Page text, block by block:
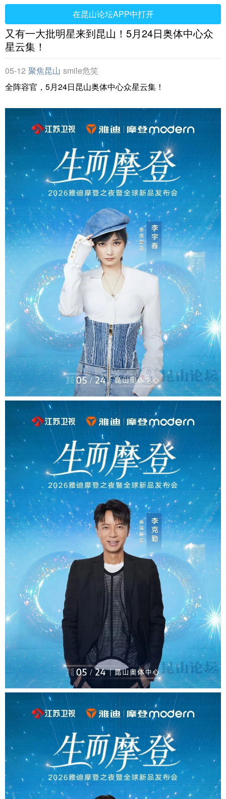
在昆山论坛APP中打开
又有一大批明星来到昆山！5月24日奥体中心众
星云集！
05-12 聚焦昆山 smile危笑
全阵容官，5月24日昆山奥体中心众星云集！